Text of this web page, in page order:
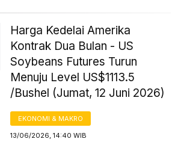
Harga Kedelai Amerika
Kontrak Dua Bulan - US
Soybeans Futures Turun
Menuju Level US$1113.5
/Bushel (Jumat, 12 Juni 2026)
EKONOMI & MAKRO
13/06/2026, 14:40 WIB